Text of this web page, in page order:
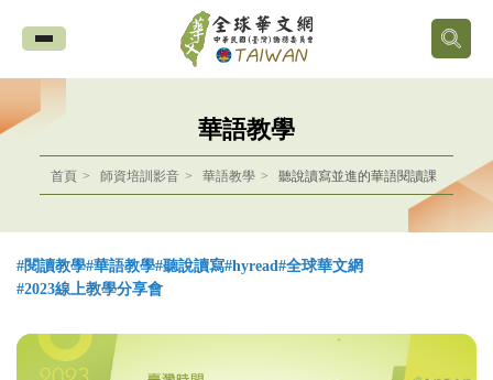
全
球
華
文
網
中
華
華語教學
首頁 師資培訓影音 華語教學 聽說讀寫並進的華語閱讀課
#閱讀教學#華語教學#聽說讀寫#hyread#全球華文網
#2023線上教學分享會